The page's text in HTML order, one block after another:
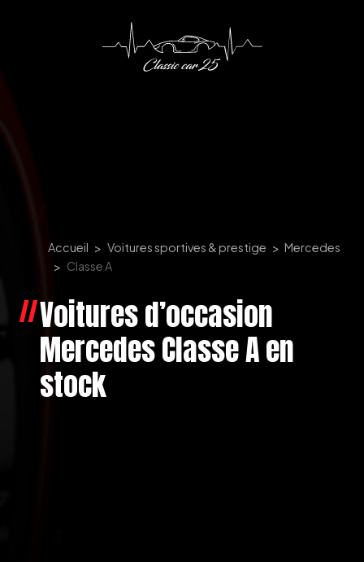
Accueil Voitures sportives & prestige
Mercedes
Classe A
Voitures d’occasion
Mercedes Classe A en
stock